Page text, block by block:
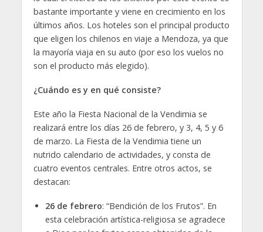
bastante importante y viene en crecimiento en los
últimos años. Los hoteles son el principal producto
que eligen los chilenos en viaje a Mendoza, ya que
la mayoría viaja en su auto (por eso los vuelos no
son el producto más elegido).
¿Cuándo es y en qué consiste?
Este año la Fiesta Nacional de la Vendimia se
realizará entre los días 26 de febrero, y 3, 4, 5 y 6
de marzo. La Fiesta de la Vendimia tiene un
nutrido calendario de actividades, y consta de
cuatro eventos centrales. Entre otros actos, se
destacan:
26 de febrero: “Bendición de los Frutos”. En
esta celebración artística-religiosa se agradece